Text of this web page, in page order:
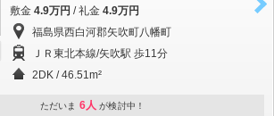
敷金 4.9万円 / 礼金 4.9万円
福島県西白河郡矢吹町八幡町
ＪＲ東北本線/矢吹駅 歩11分
2DK / 46.51m²
ただいま 6人 が検討中！